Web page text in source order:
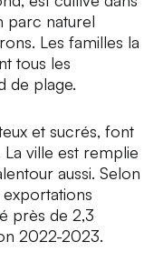
parc naturel
Les familles la
tous les
de plage.
et sucrés, font
La ville est remplie
aussi. Selon
exportations
près de 2,3
2022-2023.